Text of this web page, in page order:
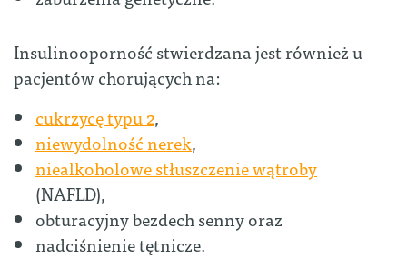
Insulinooporność stwierdzana jest również u
pacjentów chorujących na:
cukrzycę typu 2,
niewydolność nerek,
niealkoholowe stłuszczenie wątroby
(NAFLD),
obturacyjny bezdech senny oraz
nadciśnienie tętnicze.